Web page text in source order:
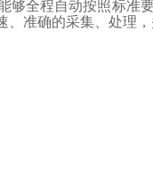
够全程自动按照标准
准确的采集、处理